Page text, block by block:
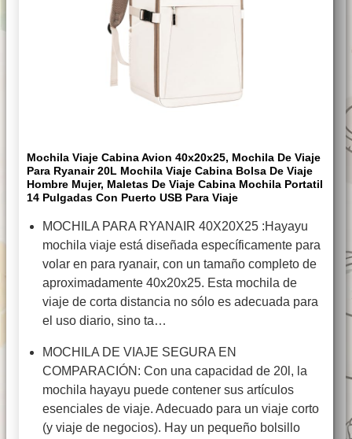
Mochila Viaje Cabina Avion 40x20x25, Mochila De Viaje
Para Ryanair 20L Mochila Viaje Cabina Bolsa De Viaje
Hombre Mujer, Maletas De Viaje Cabina Mochila Portatil
14 Pulgadas Con Puerto USB Para Viaje
MOCHILA PARA RYANAIR 40X20X25 :Hayayu
mochila viaje está diseñada específicamente para
volar en para ryanair, con un tamaño completo de
aproximadamente 40x20x25. Esta mochila de
viaje de corta distancia no sólo es adecuada para
el uso diario, sino ta…
MOCHILA DE VIAJE SEGURA EN
COMPARACIÓN: Con una capacidad de 20l, la
mochila hayayu puede contener sus artículos
esenciales de viaje. Adecuado para un viaje corto
(y viaje de negocios). Hay un pequeño bolsillo